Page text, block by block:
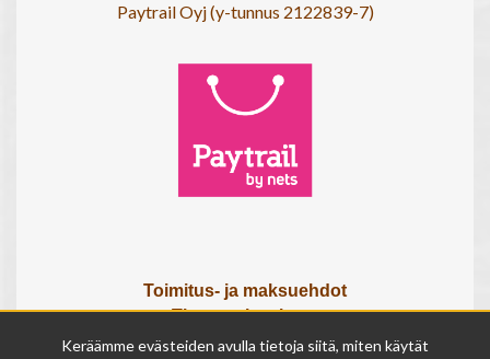
Paytrail Oyj (y-tunnus 2122839-7)
Toimitus- ja maksuehdot
Tietosuojaseloste
Tietoa meistä
Keräämme evästeiden avulla tietoja siitä, miten käytät